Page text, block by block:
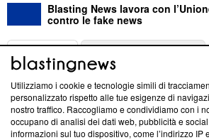
Blasting News lavora con
contro le fake news
ABOUT
Questa sezione offre informazioni
News, sui nostri processi editoriali e su
creare news di qualità. Inoltre, afferma la
Utilizziamo i cookie e tecnologie simili di
personalizzato rispetto alle tue esigenze di
nostro traffico. Raccogliamo e condividiamo con i
occupano di analisi dei dati web, pubblicità e
informazioni sul tuo dispositivo, come l’indirizzo IP